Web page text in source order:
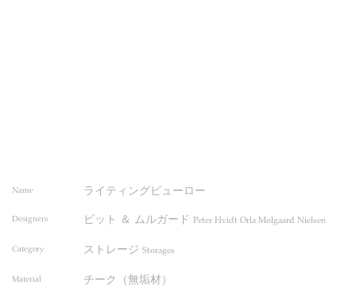
Name ライティングビューロー
Designers ビット ＆ ムルガード Peter Hvidt Orla Molgaard Nielsen
Category ストレージ Storages
Material チーク（無垢材）